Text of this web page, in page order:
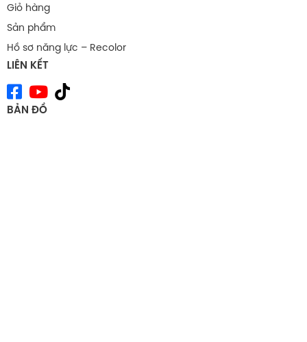
Giỏ hàng
Sản phẩm
Hồ sơ năng lực – Recolor
LIÊN KẾT
BẢN ĐỒ